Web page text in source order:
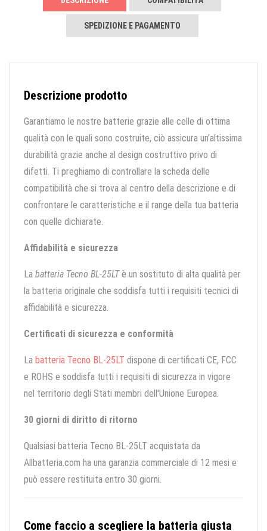
SPEDIZIONE E PAGAMENTO
Descrizione prodotto
Garantiamo le nostre batterie grazie alle celle di ottima
qualità con le quali sono costruite, ciò assicura un’altissima
durabilità grazie anche al design costruttivo privo di
difetti. Ti preghiamo di controllare la scheda delle
compatibilità che si trova al centro della descrizione e di
confrontare le caratteristiche e il range della tua batteria
con quelle dichiarate.
Affidabilità e sicurezza
La batteria Tecno BL-25LTè un sostituto di alta qualità per
la batteria originale che soddisfa tutti i requisiti tecnici di
affidabilità e sicurezza.
Certificati di sicurezza e conformità
La batteria Tecno BL-25LT dispone di certificati CE, FCC
e ROHS e soddisfa tutti i requisiti di sicurezza in vigore
nel territorio degli Stati membri dell'Unione Europea.
30 giorni di diritto di ritorno
Qualsiasi batteria Tecno BL-25LT acquistata da
Allbatteria.com ha una garanzia commerciale di 12 mesi e
può essere restituita entro 30 giorni.
Come faccio a scegliere la batteria giusta